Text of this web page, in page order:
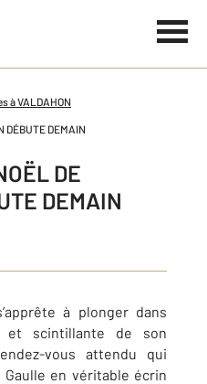
à VALDAHON
DÉBUTE DEMAIN
DE
DEMAIN
à plonger dans
et scintillante de son
vous attendu qui
en véritable écrin